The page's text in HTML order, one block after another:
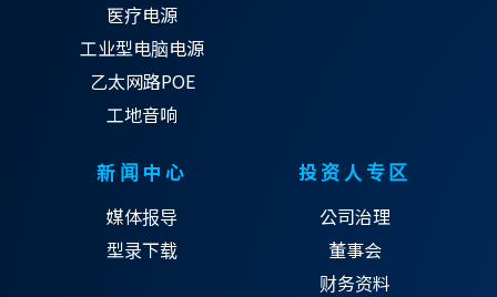
医疗电源
工业型电脑电源
乙太网路POE
工地音响
新闻中心
媒体报导
型录下载
投资人专区
公司治理
董事会
财务资料